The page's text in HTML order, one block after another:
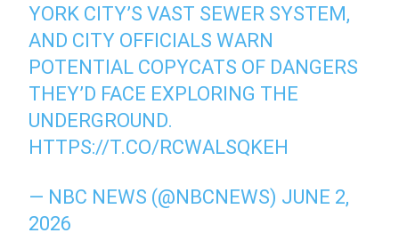
YORK CITY’S VAST SEWER SYSTEM,
AND CITY OFFICIALS WARN
POTENTIAL COPYCATS OF DANGERS
THEY’D FACE EXPLORING THE
UNDERGROUND.
HTTPS://T.CO/RCWALSQKEH
— NBC NEWS (@NBCNEWS) JUNE 2,
2026